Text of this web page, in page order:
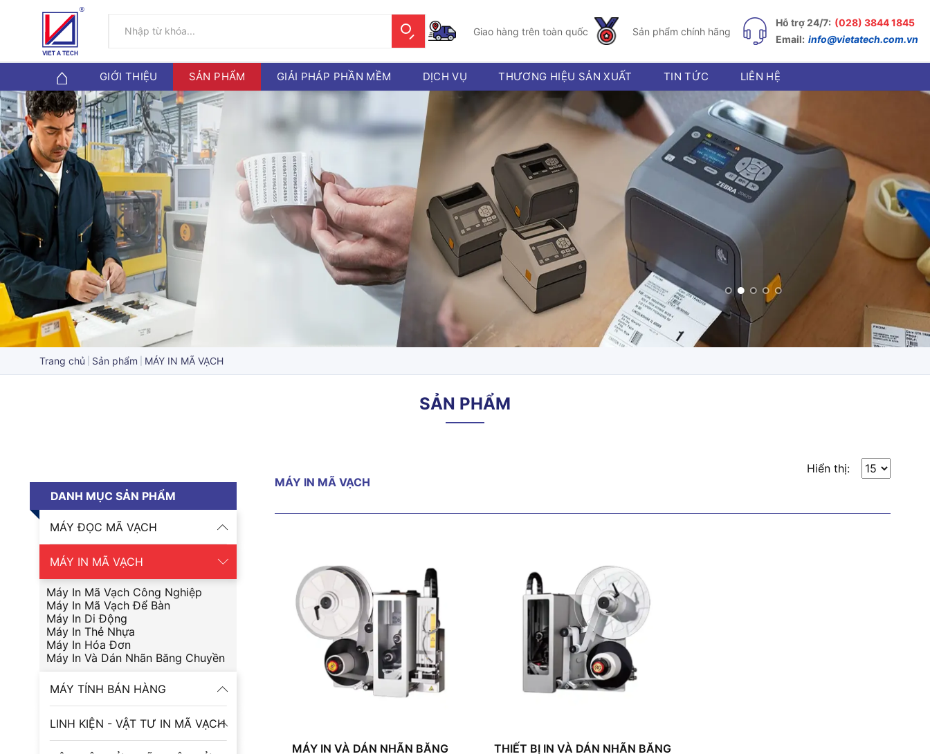
Giao hàng trên toàn quốc Sản phẩm chính hãng
Hỗ trợ 24/7: (028) 3844 1845
Email: info@vietatech.com.vn
GIỚI THIỆU SẢN PHẨM GIẢI PHÁP PHẦN MỀM DỊCH VỤ THƯƠNG HIỆU SẢN XUẤT TIN TỨC LIÊN HỆ
Trang chủ Sản phẩm MÁY IN MÃ VẠCH
SẢN PHẨM
DANH MỤC SẢN PHẨM
MÁY ĐỌC MÃ VẠCH
MÁY IN MÃ VẠCH
Máy In Mã Vạch Công Nghiệp
Máy In Mã Vạch Để Bàn
Máy In Di Động
Máy In Thẻ Nhựa
Máy In Hóa Đơn
Máy In Và Dán Nhãn Băng Chuyền
MÁY TÍNH BÁN HÀNG
LINH KIỆN - VẬT TƯ IN MÃ VẠCH
MÁY IN MÃ VẠCH
Hiển thị:
MÁY IN VÀ DÁN NHÃN BĂNG
THIẾT BỊ IN VÀ DÁN NHÃN BĂNG